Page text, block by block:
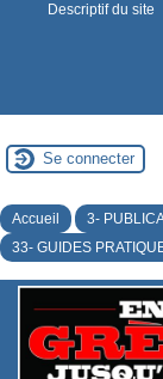
Descriptif du site
Se connecter
Accueil
3-
33- GUIDES